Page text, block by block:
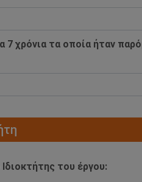
χρόνια τα οποία ήταν
του έργου: